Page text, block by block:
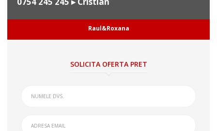
Raul&Roxana
SOLICITA OFERTA PRET